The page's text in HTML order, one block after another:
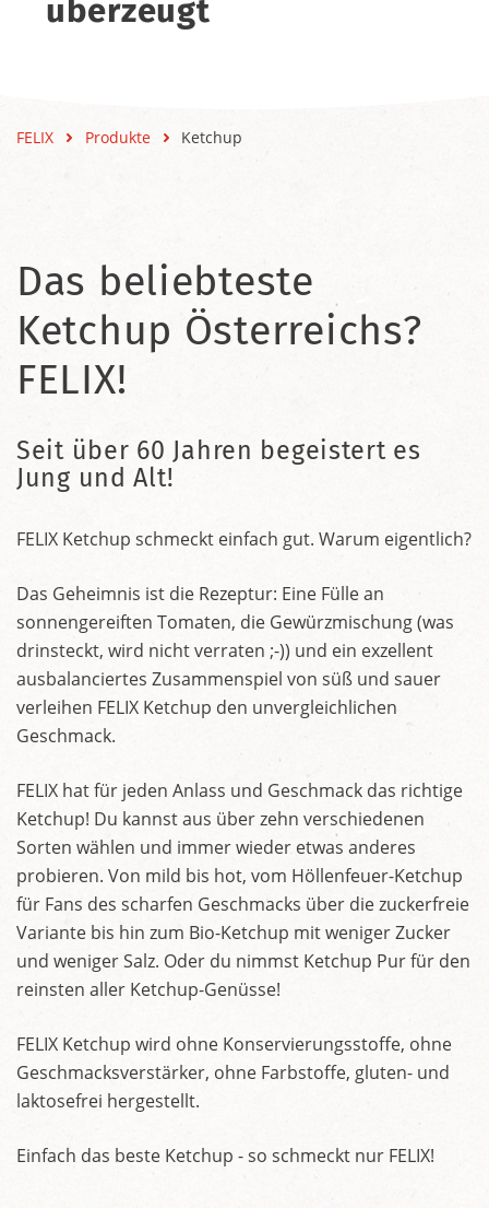
überzeugt
FELIX Produkte Ketchup
Das beliebteste
Ketchup Österreichs?
FELIX!
Seit über 60 Jahren begeistert es
Jung und Alt!
FELIX Ketchup schmeckt einfach gut. Warum eigentlich?
Das Geheimnis ist die Rezeptur: Eine Fülle an
sonnengereiften Tomaten, die Gewürzmischung (was
drinsteckt, wird nicht verraten ;-)) und ein exzellent
ausbalanciertes Zusammenspiel von süß und sauer
verleihen FELIX Ketchup den unvergleichlichen
Geschmack.
FELIX hat für jeden Anlass und Geschmack das richtige
Ketchup! Du kannst aus über zehn verschiedenen
Sorten wählen und immer wieder etwas anderes
probieren. Von mild bis hot, vom Höllenfeuer-Ketchup
für Fans des scharfen Geschmacks über die zuckerfreie
Variante bis hin zum Bio-Ketchup mit weniger Zucker
und weniger Salz. Oder du nimmst Ketchup Pur für den
reinsten aller Ketchup-Genüsse!
FELIX Ketchup wird ohne Konservierungsstoffe, ohne
Geschmacksverstärker, ohne Farbstoffe, gluten- und
laktosefrei hergestellt.
Einfach das beste Ketchup - so schmeckt nur FELIX!